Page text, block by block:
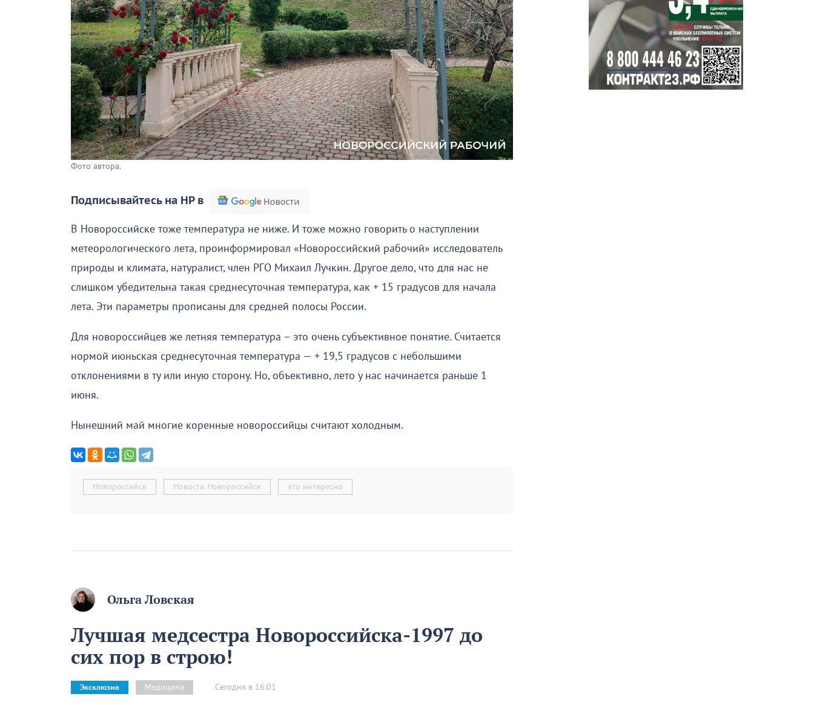
Фото автора.
Подписывайтесь на НР в
В Новороссийске тоже температура не ниже. И тоже можно говорить о наступлении
метеорологического лета, проинформировал «Новороссийский рабочий» исследователь
природы и климата, натуралист, член РГО Михаил Лучкин. Другое дело, что для нас не
слишком убедительна такая среднесуточная температура, как + 15 градусов для начала
лета. Эти параметры прописаны для средней полосы России.
Для новороссийцев же летняя температура – это очень субъективное понятие. Считается
нормой июньская среднесуточная температура — + 19,5 градусов с небольшими
отклонениями в ту или иную сторону. Но, объективно, лето у нас начинается раньше 1
июня.
Нынешний май многие коренные новороссийцы считают холодным.
Новороссийск Новости Новороссийск это интересно
Ольга Ловская
Лучшая медсестра Новороссийска-1997 до
сих пор в строю!
Эксклюзив Медицина Сегодня в 16:01